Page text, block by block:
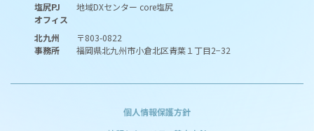
塩尻PJ
オフィス
地域DXセンター core塩尻
北九州
事務所
〒803-0822
福岡県北九州市小倉北区青葉１丁目2−32
個人情報保護方針